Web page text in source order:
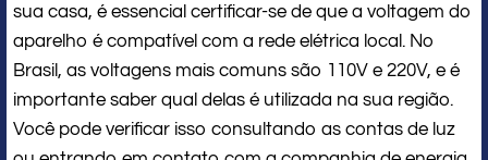
sua casa, é essencial certificar-se de que a voltagem do
aparelho é compatível com a rede elétrica local. No
Brasil, as voltagens mais comuns são 110V e 220V, e é
importante saber qual delas é utilizada na sua região.
Você pode verificar isso consultando as contas de luz